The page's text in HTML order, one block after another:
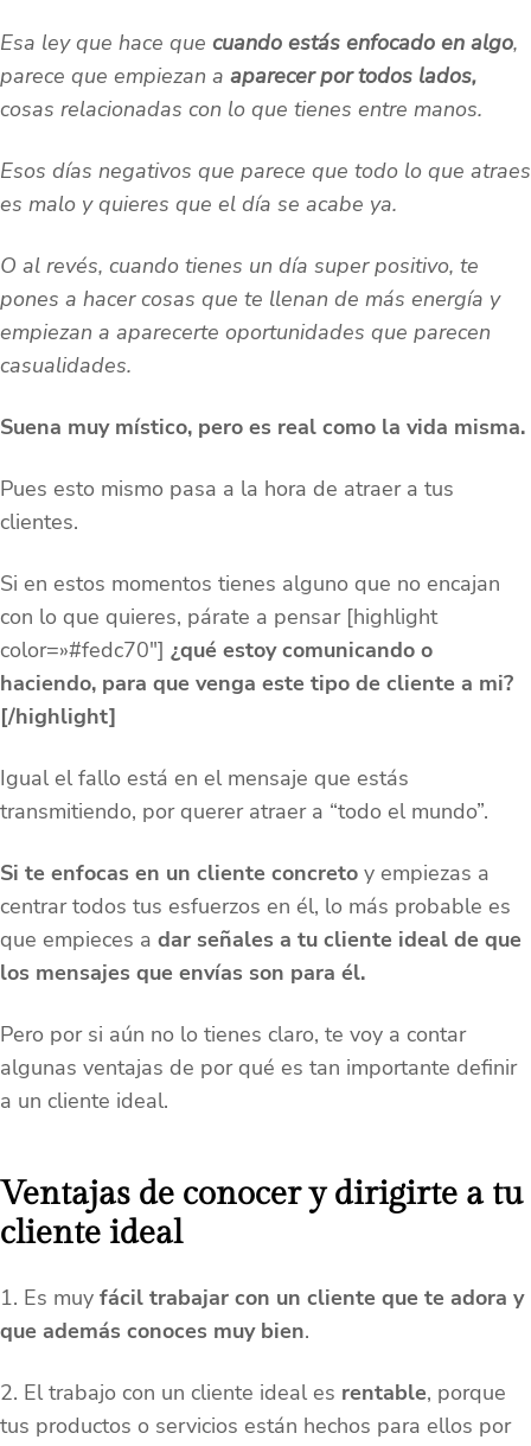
Esa ley que hace que cuando estás enfocado en algo,
parece que empiezan a aparecer por todos lados,
cosas relacionadas con lo que tienes entre manos.
Esos días negativos que parece que todo lo que atraes
es malo y quieres que el día se acabe ya.
O al revés, cuando tienes un día super positivo, te
pones a hacer cosas que te llenan de más energía y
empiezan a aparecerte oportunidades que parecen
casualidades.
Suena muy místico, pero es real como la vida misma.
Pues esto mismo pasa a la hora de atraer a tus
clientes.
Si en estos momentos tienes alguno que no encajan
con lo que quieres, párate a pensar [highlight
color=»#fedc70″] ¿qué estoy comunicando o
haciendo, para que venga este tipo de cliente a mi?
[/highlight]
Igual el fallo está en el mensaje que estás
transmitiendo, por querer atraer a “todo el mundo”.
Si te enfocas en un cliente concreto y empiezas a
centrar todos tus esfuerzos en él, lo más probable es
que empieces a dar señales a tu cliente ideal de que
los mensajes que envías son para él.
Pero por si aún no lo tienes claro, te voy a contar
algunas ventajas de por qué es tan importante definir
a un cliente ideal.
Ventajas de conocer y dirigirte a tu
cliente ideal
1. Es muy fácil trabajar con un cliente que te adora y
que además conoces muy bien.
2. El trabajo con un cliente ideal es rentable, porque
tus productos o servicios están hechos para ellos por